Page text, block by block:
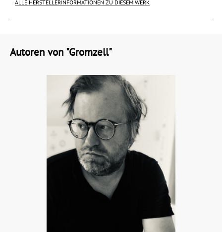
ALLE HERSTELLERINFORMATIONEN ZU DIESEM WERK
Autoren von "Gromzell"